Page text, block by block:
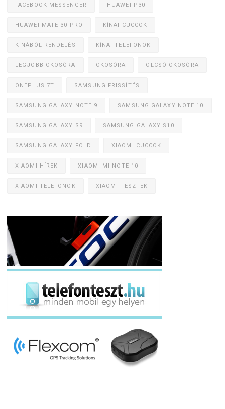
FACEBOOK MESSENGER HUAWEI P30
HUAWEI MATE 30 PRO KÍNAI CUCCOK
KÍNÁBÓL RENDELÉS KÍNAI TELEFONOK
LEGJOBB OKOSÓRA OKOSÓRA OLCSÓ OKOSÓRA
ONEPLUS 7T SAMSUNG FRISSÍTÉS
SAMSUNG GALAXY NOTE 9 SAMSUNG GALAXY NOTE 10
SAMSUNG GALAXY S9 SAMSUNG GALAXY S10
SAMSUNG GALAXY FOLD XIAOMI CUCCOK
XIAOMI HÍREK XIAOMI MI NOTE 10
XIAOMI TELEFONOK XIAOMI TESZTEK